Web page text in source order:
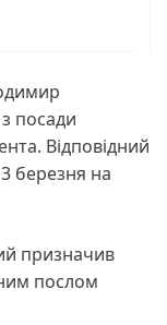
з посади
Відповідний
березня на
призначив
послом